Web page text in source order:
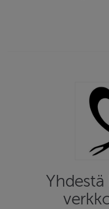
Yhdestä